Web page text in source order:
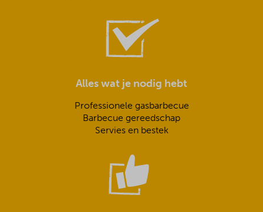
Alles wat je nodig hebt
Professionele gasbarbecue
Barbecue gereedschap
Servies en bestek